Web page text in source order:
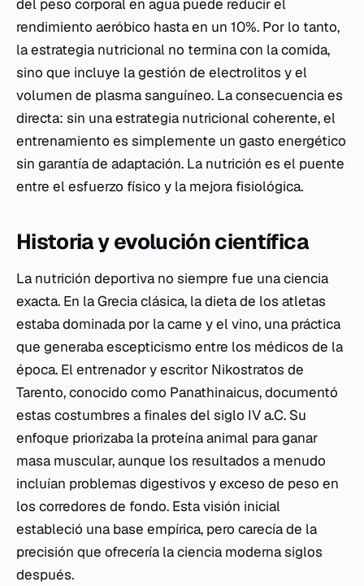
del peso corporal en agua puede reducir el
rendimiento aeróbico hasta en un 10%. Por lo tanto,
la estrategia nutricional no termina con la comida,
sino que incluye la gestión de electrolitos y el
volumen de plasma sanguíneo. La consecuencia es
directa: sin una estrategia nutricional coherente, el
entrenamiento es simplemente un gasto energético
sin garantía de adaptación. La nutrición es el puente
entre el esfuerzo físico y la mejora fisiológica.
Historia y evolución científica
La nutrición deportiva no siempre fue una ciencia
exacta. En la Grecia clásica, la dieta de los atletas
estaba dominada por la carne y el vino, una práctica
que generaba escepticismo entre los médicos de la
época. El entrenador y escritor Nikostratos de
Tarento, conocido como Panathinaicus, documentó
estas costumbres a finales del siglo IV a.C. Su
enfoque priorizaba la proteína animal para ganar
masa muscular, aunque los resultados a menudo
incluían problemas digestivos y exceso de peso en
los corredores de fondo. Esta visión inicial
estableció una base empírica, pero carecía de la
precisión que ofrecería la ciencia moderna siglos
después.